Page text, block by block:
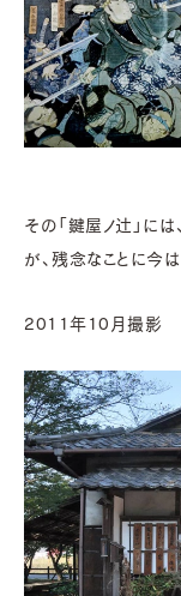
その「鍵屋ノ辻」に
が、残念なことに今
2011年10月撮影